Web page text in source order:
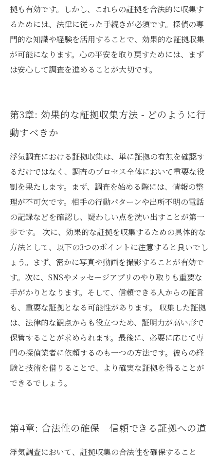
拠も有効です。しかし、これらの証拠を合法的に収集す
るためには、法律に従った手続きが必須です。探偵の専
門的な知識や経験を活用することで、効果的な証拠収集
が可能になります。心の平安を取り戻すためには、まず
は安心して調査を進めることが大切です。
第3章: 効果的な証拠収集方法 - どのように行
動すべきか
浮気調査における証拠収集は、単に証拠の有無を確認す
るだけではなく、調査のプロセス全体において重要な役
割を果たします。まず、調査を始める際には、情報の整
理が不可欠です。相手の行動パターンや出所不明の電話
の記録などを確認し、疑わしい点を洗い出すことが第一
歩です。 次に、効果的な証拠を収集するための具体的な
方法として、以下の3つのポイントに注意すると良いでし
ょう。まず、密かに写真や動画を撮影することが有効で
す。次に、SNSやメッセージアプリのやり取りも重要な
手がかりとなります。そして、信頼できる人からの証言
も、重要な証拠となる可能性があります。 収集した証拠
は、法律的な観点からも役立つため、証明力が高い形で
保管することが求められます。最後に、必要に応じて専
門の探偵業者に依頼するのも一つの方法です。彼らの経
験と技術を借りることで、より確実な証拠を得ることが
できるでしょう。
第4章: 合法性の確保 - 信頼できる証拠への道
浮気調査において、証拠収集の合法性を確保すること